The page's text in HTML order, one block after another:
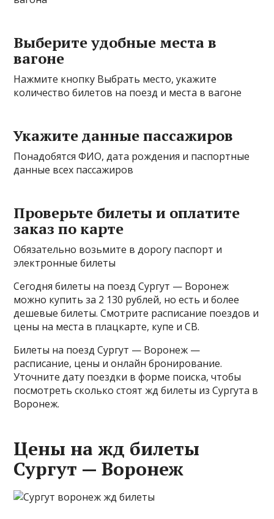
Выберите удобные места в
вагоне
Нажмите кнопку Выбрать место, укажите
количество билетов на поезд и места в вагоне
Укажите данные пассажиров
Понадобятся ФИО, дата рождения и паспортные
данные всех пассажиров
Проверьте билеты и оплатите
заказ по карте
Обязательно возьмите в дорогу паспорт и
электронные билеты
Сегодня билеты на поезд Сургут — Воронеж
можно купить за 2 130 рублей, но есть и более
дешевые билеты. Смотрите расписание поездов и
цены на места в плацкарте, купе и СВ.
Билеты на поезд Сургут — Воронеж —
расписание, цены и онлайн бронирование.
Уточните дату поездки в форме поиска, чтобы
посмотреть сколько стоят жд билеты из Сургута в
Воронеж.
Цены на жд билеты
Сургут — Воронеж